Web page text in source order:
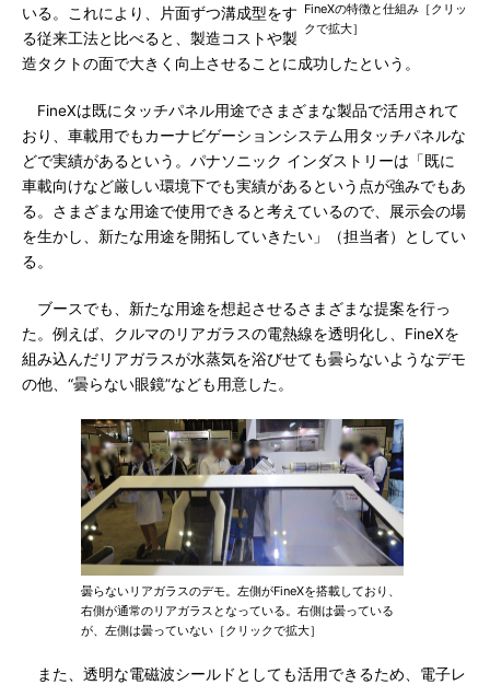
FineXの特徴と仕組み［クリッ
クで拡大］
いる。これにより、片面ずつ溝成型をす
る従来工法と比べると、製造コストや製
造タクトの面で大きく向上させることに成功したという。
FineXは既にタッチパネル用途でさまざまな製品で活用されて
おり、車載用でもカーナビゲーションシステム用タッチパネルな
どで実績があるという。パナソニック インダストリーは「既に
車載向けなど厳しい環境下でも実績があるという点が強みでもあ
る。さまざまな用途で使用できると考えているので、展示会の場
を生かし、新たな用途を開拓していきたい」（担当者）としてい
る。
ブースでも、新たな用途を想起させるさまざまな提案を行っ
た。例えば、クルマのリアガラスの電熱線を透明化し、FineXを
組み込んだリアガラスが水蒸気を浴びせても曇らないようなデモ
の他、“曇らない眼鏡”なども用意した。
曇らないリアガラスのデモ。左側がFineXを搭載しており、
右側が通常のリアガラスとなっている。右側は曇っている
が、左側は曇っていない［クリックで拡大］
また、透明な電磁波シールドとしても活用できるため、電子レ